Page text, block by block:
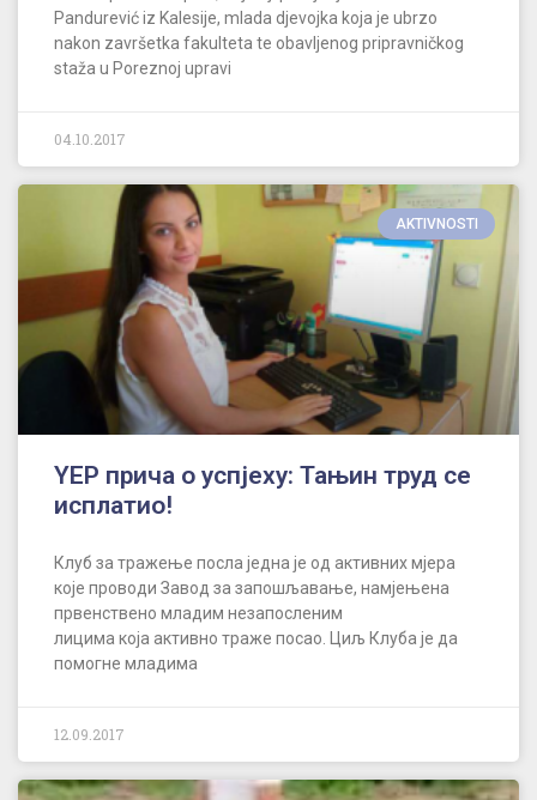
Pandurević iz Kalesije, mlada djevojka koja je ubrzo
nakon završetka fakulteta te obavljenog pripravničkog
staža u Poreznoj upravi
04.10.2017
AKTIVNOSTI
YEP прича о успјеху: Тањин труд се
исплатио!
Клуб за тражење посла једна је од активних мјера
које проводи Завод за запошљавање, намјењена
првенствено младим незапосленим
лицима која активно траже посао. Циљ Клуба је да
помогне младима
12.09.2017